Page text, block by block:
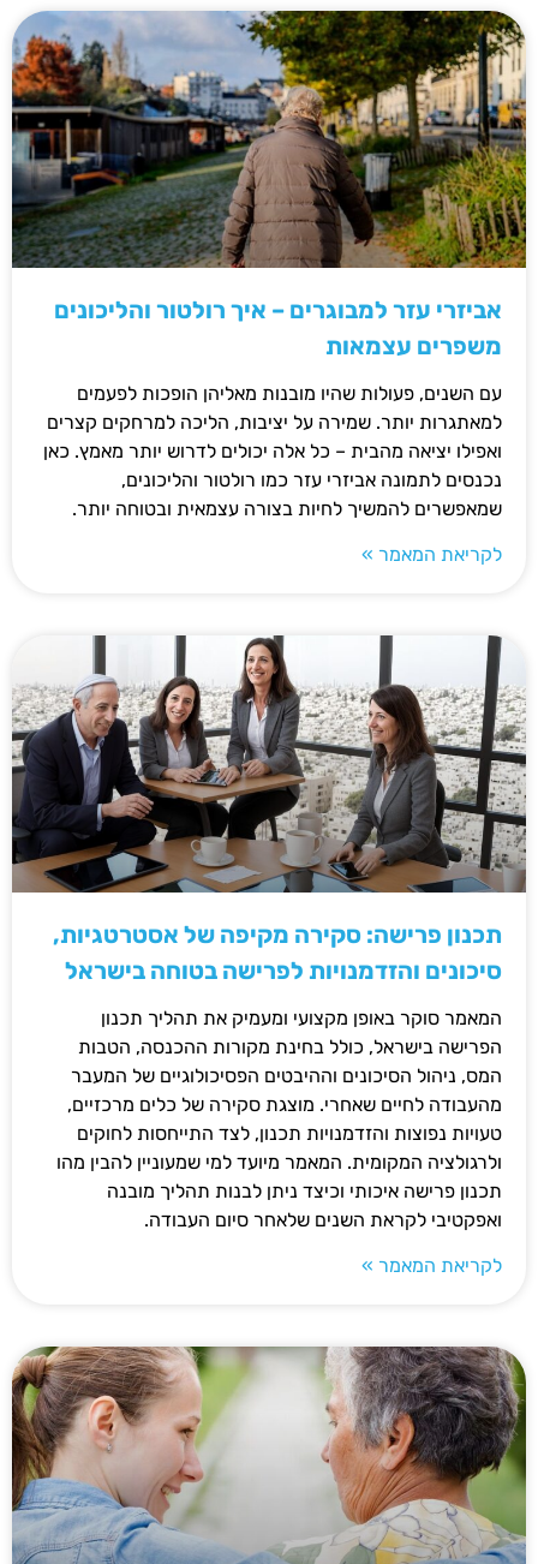
אביזרי עזר למבוגרים – איך רולטור והליכונים
משפרים עצמאות
עם השנים, פעולות שהיו מובנות מאליהן הופכות לפעמים
למאתגרות יותר. שמירה על יציבות, הליכה למרחקים קצרים
ואפילו יציאה מהבית – כל אלה יכולים לדרוש יותר מאמץ. כאן
נכנסים לתמונה אביזרי עזר כמו רולטור והליכונים,
שמאפשרים להמשיך לחיות בצורה עצמאית ובטוחה יותר.
לקריאת המאמר »
תכנון פרישה: סקירה מקיפה של אסטרטגיות,
סיכונים והזדמנויות לפרישה בטוחה בישראל
המאמר סוקר באופן מקצועי ומעמיק את תהליך תכנון
הפרישה בישראל, כולל בחינת מקורות ההכנסה, הטבות
המס, ניהול הסיכונים וההיבטים הפסיכולוגיים של המעבר
מהעבודה לחיים שאחרי. מוצגת סקירה של כלים מרכזיים,
טעויות נפוצות והזדמנויות תכנון, לצד התייחסות לחוקים
ולרגולציה המקומית. המאמר מיועד למי שמעוניין להבין מהו
תכנון פרישה איכותי וכיצד ניתן לבנות תהליך מובנה
ואפקטיבי לקראת השנים שלאחר סיום העבודה.
לקריאת המאמר »